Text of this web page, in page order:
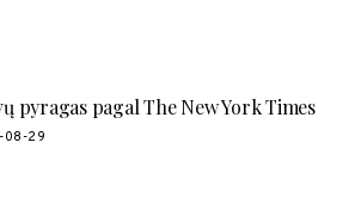
pyragas pagal The New York Times
08-29